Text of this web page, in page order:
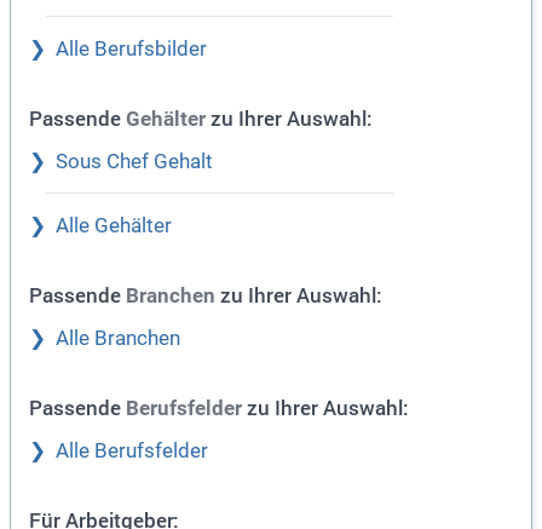
Alle Berufsbilder
Passende Gehälter zu Ihrer Auswahl:
Sous Chef Gehalt
Alle Gehälter
Passende Branchen zu Ihrer Auswahl:
Alle Branchen
Passende Berufsfelder zu Ihrer Auswahl:
Alle Berufsfelder
Für Arbeitgeber: